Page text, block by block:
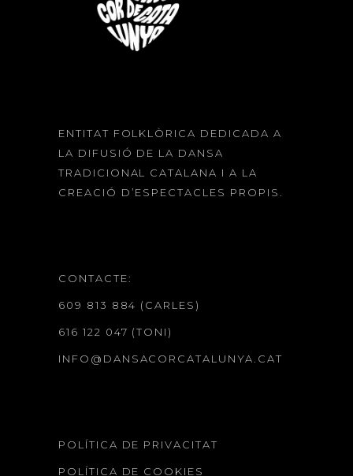
ENTITAT FOLKLÒRICA DEDICADA A
LA DIFUSIÓ DE LA DANSA
TRADICIONAL CATALANA I A LA
CREACIÓ D’ESPECTACLES PROPIS.
CONTACTE:
609 813 884 (CARLES)
616 122 047 (TONI)
INFO@DANSACORCATALUNYA.CAT
POLÍTICA DE PRIVACITAT
POLÍTICA DE COOKIES